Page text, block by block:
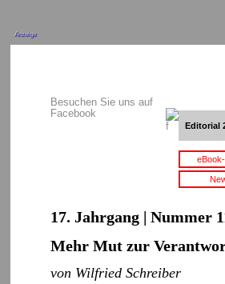
Anzeige
Besuchen Sie uns auf
Facebook
Editorial
17. Jahrgang | Nummer
Mehr Mut zur
von Wilfried Schreiber